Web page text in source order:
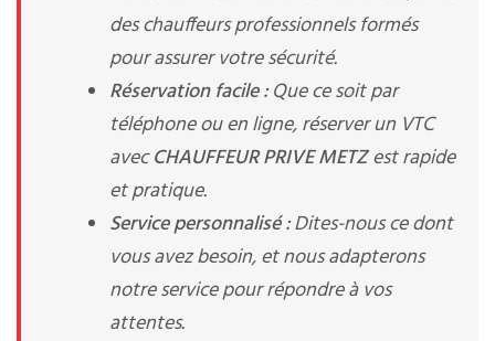
des chauffeurs professionnels formés
pour assurer votre sécurité.
Réservation facile :Que ce soit par
téléphone ou en ligne, réserver un VTC
avecCHAUFFEUR PRIVE METZest rapide
et pratique.
Service personnalisé :Dites-nous ce dont
vous avez besoin, et nous adapterons
notre service pour répondre à vos
attentes.